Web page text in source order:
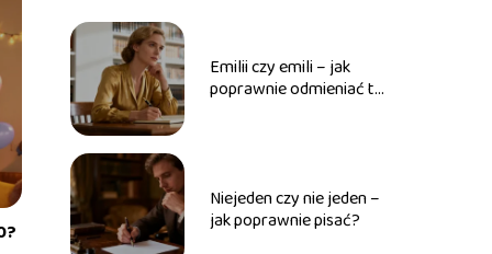
Emilii czy emili – jak
poprawnie odmieniać to
Niejeden czy nie jeden –
jak poprawnie pisać?